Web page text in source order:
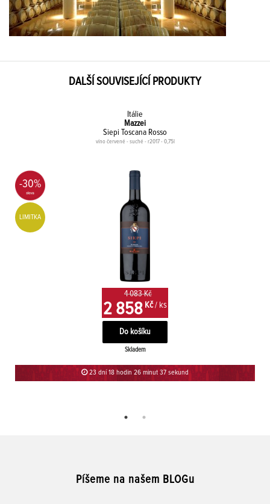
DALŠÍ SOUVISEJÍCÍ PRODUKTY
Itálie
Mazzei
Siepi Toscana Rosso
víno červené - suché - r2017 - 0,75l
-30%
LIMITKA
4 083 Kč
2 858 Kč / ks
Skladem
23 dní 18 hodin 26 minut 37 sekund
Píšeme na našem BLOGu